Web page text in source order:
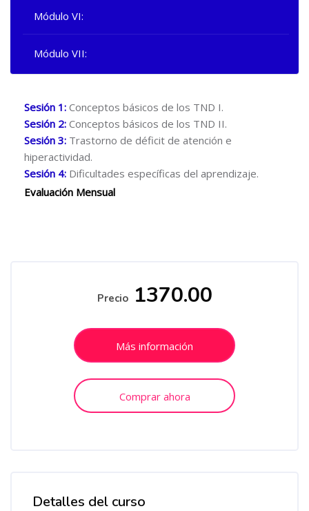
Módulo VI:
Módulo VII:
Sesión 1: Conceptos básicos de los TND I.
Sesión 2: Conceptos básicos de los TND II.
Sesión 3: Trastorno de déficit de atención e
hiperactividad.
Sesión 4: Dificultades específicas del aprendizaje.
Evaluación Mensual
Precio1370.00
Más información
Comprar ahora
Detalles del curso